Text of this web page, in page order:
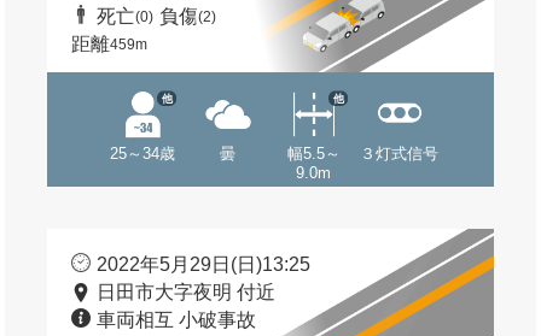
死亡(0) 負傷(2)
距離459m
25～34歳
他
曇
幅5.5～
9.0m
他
３灯式信号
2022年5月29日(日)13:25
日田市大字夜明 付近
車両相互 小破事故